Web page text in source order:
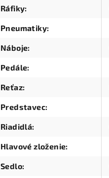
Ráfiky:
Pneumatiky:
Náboje:
Pedále:
Reťaz:
Predstavec:
Riadidlá:
Hlavové zloženie:
Sedlo: